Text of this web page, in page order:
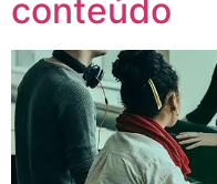
conteúdo